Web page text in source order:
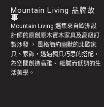
Mountain Living 品牌故
事
Mountain Living 選集來自歐洲設
計師的原創 原木實木家具及高級訂
製沙發 ， 風格簡約幽默的北歐家
具 、家飾，透過獨具巧思的搭配，
為空間創造高雅、 細膩而低調的生
活美學。